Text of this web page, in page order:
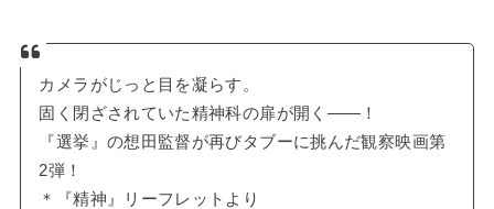
カメラがじっと目を凝らす。
固く閉ざされていた精神科の扉が開く——！
『選挙』の想田監督が再びタブーに挑んだ観察映画第
2弾！
＊『精神』リーフレットより